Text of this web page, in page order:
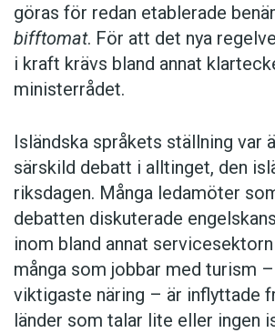
Kronprinsessan Victoria delade ut
Lindgren memorial award till Jon
ceremoni på Konserthuset i Stockholm.
Brand
25 maj:
Ericsson flyttar verksamheten i
Kista till Hagastaden.
bolaget ska flytta till kallasWave,
Ekeblad,Trinity,Emerald house,
JubileumshusetochInfinity.
Jon Klassen tilldelas 2026 års
David Adeang har utlyst en
ett byte tillNaoero. Han
ett namn som skapades av
var oförmögna att uttala det
bland annat ”hedra vår nations
och vår identitet”. Republikens
är nauruanska ellerdorerin
språk’, som tillhör den
språkfamiljen.
13 maj:
Grønlandär 2025 års tecken i
göras för redan etablerade
bifftomat. För att det nya
i kraft krävs bland annat
ministerrådet.
Isländska språkets ställning var
särskild debatt i alltinget, den
riksdagen. Många ledamöter
debatten diskuterade
inom bland annat
många som jobbar med turism
viktigaste näring – är inflyttade
länder som talar lite eller ingen